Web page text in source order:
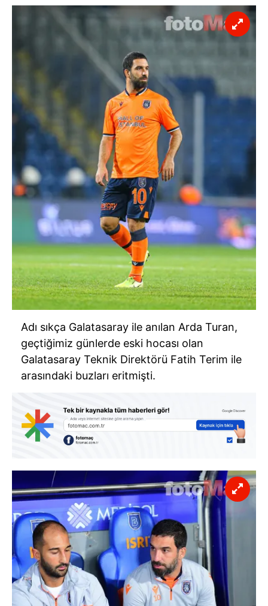
Adı sıkça Galatasaray ile anılan Arda Turan,
geçtiğimiz günlerde eski hocası olan
Galatasaray Teknik Direktörü Fatih Terim ile
arasındaki buzları eritmişti.